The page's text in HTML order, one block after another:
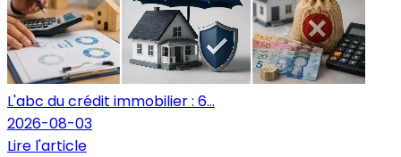
L'abc du crédit immobilier : 6...
2026-08-03
Lire l'article